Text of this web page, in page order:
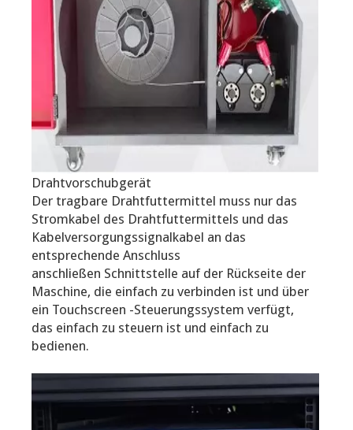
Drahtvorschubgerät
Der tragbare Drahtfuttermittel muss nur das
Stromkabel des Drahtfuttermittels und das
Kabelversorgungssignalkabel an das
entsprechende Anschluss
anschließen Schnittstelle auf der Rückseite der
Maschine, die einfach zu verbinden ist und über
ein Touchscreen -Steuerungssystem verfügt,
das einfach zu steuern ist und einfach zu
bedienen.